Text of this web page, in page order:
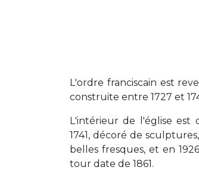
L'ordre franciscain est
construite entre 1727 et
L'intérieur de l'église est
1741, décoré de
belles fresques, et en
tour date de 1861.